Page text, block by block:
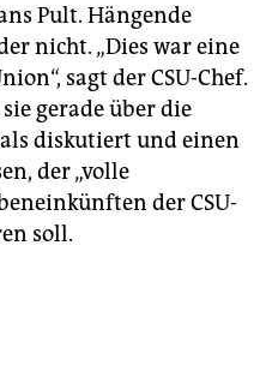
Pult. Hängende
nicht. „Dies war eine
sagt der CSU-Chef.
gerade über die
diskutiert und einen
der „volle
der CSU-
soll.